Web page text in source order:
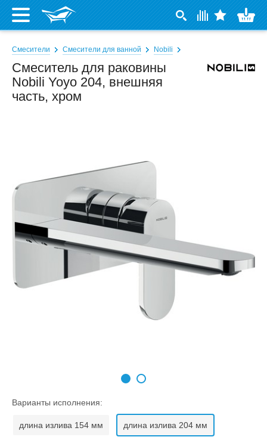
Смесители Смесители для ванной Nobili
Смеситель для раковины
Nobili Yoyo 204, внешняя
часть, хром
Варианты исполнения:
длина излива 154 мм длина излива 204 мм